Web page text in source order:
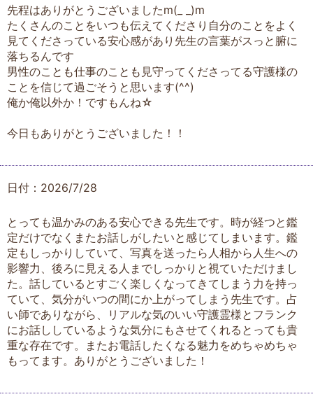
先程はありがとうございましたm(_ _)m
たくさんのことをいつも伝えてくださり自分のことをよく
見てくださっている安心感があり先生の言葉がスっと腑に
落ちるんです
男性のことも仕事のことも見守ってくださってる守護様の
ことを信じて過ごそうと思います(^^)
俺か俺以外か！ですもんね☆
今日もありがとうございました！！
日付：2026/7/28
とっても温かみのある安心できる先生です。時が経つと鑑
定だけでなくまたお話しがしたいと感じてしまいます。鑑
定もしっかりしていて、写真を送ったら人相から人生への
影響力、後ろに見える人までしっかりと視ていただけまし
た。話しているとすごく楽しくなってきてしまう力を持っ
ていて、気分がいつの間にか上がってしまう先生です。占
い師でありながら、リアルな気のいい守護霊様とフランク
にお話ししているような気分にもさせてくれるとっても貴
重な存在です。またお電話したくなる魅力をめちゃめちゃ
もってます。ありがとうございました！